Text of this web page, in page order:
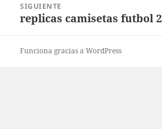
SIGUIENTE
Entrada
replicas camisetas futbol
Funciona gracias a WordPress